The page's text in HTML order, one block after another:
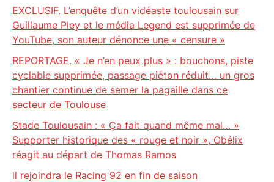
EXCLUSIF. L’enquête d’un vidéaste toulousain sur
Guillaume Pley et le média Legend est supprimée de
YouTube, son auteur dénonce une « censure »
REPORTAGE. « Je n’en peux plus » : bouchons, piste
cyclable supprimée, passage piéton réduit… un gros
chantier continue de semer la pagaille dans ce
secteur de Toulouse
Stade Toulousain : « Ça fait quand même mal… »
Supporter historique des « rouge et noir », Obélix
réagit au départ de Thomas Ramos
il rejoindra le Racing 92 en fin de saison